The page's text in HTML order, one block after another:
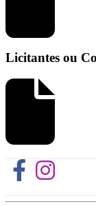
Licitantes ou